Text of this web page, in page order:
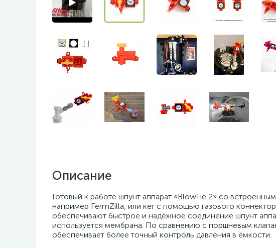
Описание
Готовый к работе шпунт аппарат «BlowTie 2» со
например FermZilla, или кег с помощью газового
обеспечивают быстрое и надёжное соединение шпунт
используется мембрана. По сравнению с поршневым
обеспечивает более точный контроль давления в ёмкости.